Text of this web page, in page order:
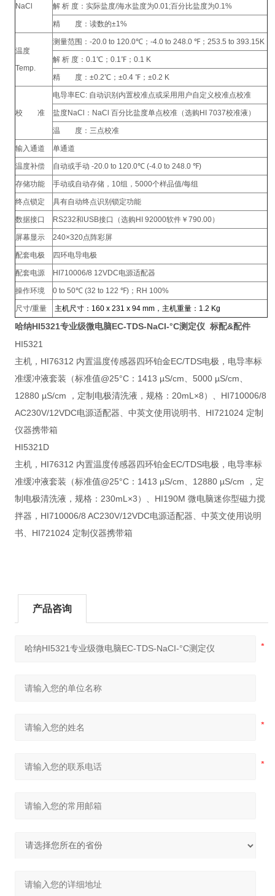
NaCl
解 析 度：实际盐度/海水盐度为0.01;百分比盐度为0.1%
精 度：读数的±1%
温度
Temp.
测量范围：-20.0 to 120.0℃；-4.0 to 248.0 ℉；253.5 to 393.15K
解 析 度：0.1℃；0.1℉；0.1 K
精 度：±0.2℃；±0.4 ℉；±0.2 K
校 准
电导率EC: 自动识别内置校准点或采用用户自定义校准点校准
盐度NaCl：NaCl 百分比盐度单点校准（选购HI 7037校准液）
温 度：三点校准
输入通道 单通道
温度补偿 自动或手动 -20.0 to 120.0℃ (-4.0 to 248.0 ℉)
存储功能 手动或自动存储，10组，5000个样品值/每组
终点锁定 具有自动终点识别锁定功能
数据接口 RS232和USB接口（选购HI 92000软件￥790.00）
屏幕显示 240×320点阵彩屏
配套电极 四环电导电极
配套电源 HI710006/8 12VDC电源适配器
操作环境 0 to 50℃ (32 to 122 ℉)；RH 100%
尺寸/重量 主机尺寸： 160x 231 x 94 mm，主机重量： 1.2 Kg
哈纳HI5321专业级微电脑EC-TDS-NaCI-°C测定仪 标配&配件
HI5321
主机，HI76312 内置温度传感器四环铂金EC/TDS电极，电导率标
准缓冲液套装（标准值@25°C：1413 µS/cm、5000 µS/cm、
12880 µS/cm ，定制电极清洗液，规格：20mL×8）、HI710006/8
AC230V/12VDC电源适配器、中英文使用说明书、HI721024 定制
仪器携带箱
HI5321D
主机，HI76312 内置温度传感器四环铂金EC/TDS电极，电导率标
准缓冲液套装（标准值@25°C：1413 µS/cm、12880 µS/cm ，定
制电极清洗液，规格：230mL×3）、HI190M 微电脑迷你型磁力搅
拌器，HI710006/8 AC230V/12VDC电源适配器、中英文使用说明
书、HI721024 定制仪器携带箱
产品咨询